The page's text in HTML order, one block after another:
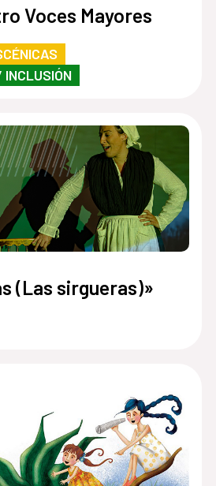
Voces Mayores
(Las sirgueras)»